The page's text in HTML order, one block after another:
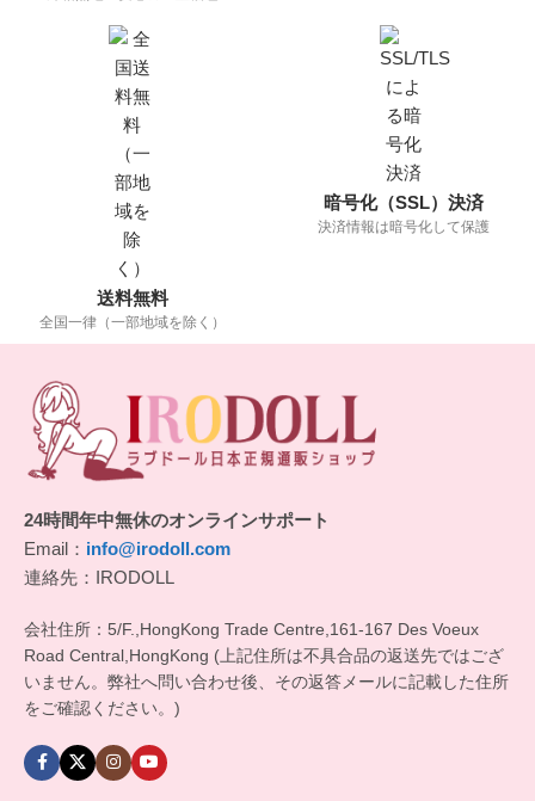
送料無料
全国一律（一部地域を除く）
暗号化（SSL）決済
決済情報は暗号化して保護
24時間年中無休のオンラインサポート
Email： info@irodoll.com
連絡先：IRODOLL
会社住所：5/F.,HongKong Trade Centre,161-167 Des Voeux
Road Central,HongKong (上記住所は不具合品の返送先ではござ
いません。弊社へ問い合わせ後、その返答メールに記載した住所
をご確認ください。)